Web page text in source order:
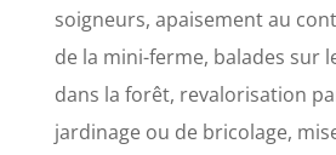
soigneurs, apaisement au
de la mini-ferme, balades sur
dans la forêt, revalorisation
jardinage ou de bricolage,